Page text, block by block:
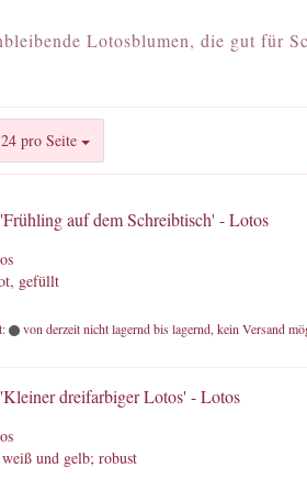
Lotosblumen, die gut für
24 pro Seite
pro Seite
auf dem Schreibtisch' - Lotos
gefüllt
von derzeit nicht lagernd bis lagernd, kein Versand
dreifarbiger Lotos' - Lotos
und gelb; robust